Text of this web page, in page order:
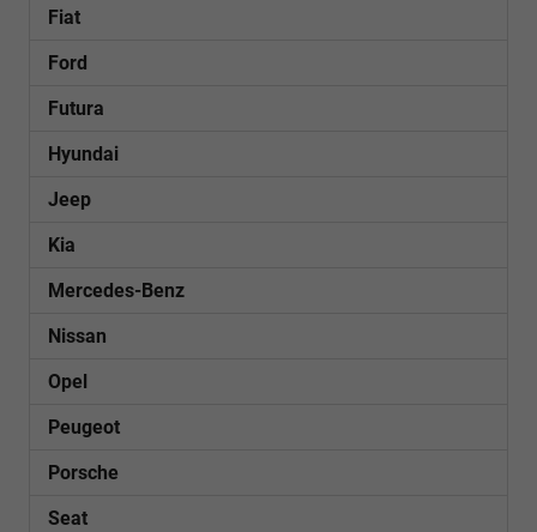
Fiat
Ford
Futura
Hyundai
Jeep
Kia
Mercedes-Benz
Nissan
Opel
Peugeot
Porsche
Seat